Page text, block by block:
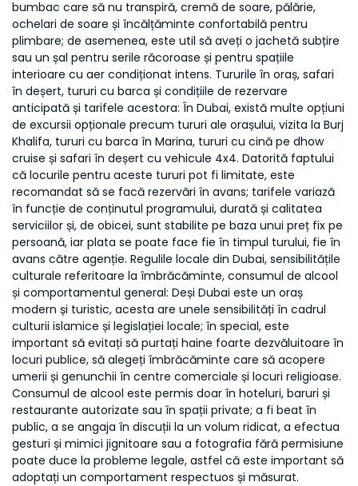
bumbac care să nu transpiră, cremă de soare, pălărie,
ochelari de soare și încălțăminte confortabilă pentru
plimbare; de asemenea, este util să aveți o jachetă subțire
sau un șal pentru serile răcoroase și pentru spațiile
interioare cu aer condiționat intens. Tururile în oraș, safari
în deșert, tururi cu barca și condițiile de rezervare
anticipată și tarifele acestora: În Dubai, există multe opțiuni
de excursii opționale precum tururi ale orașului, vizita la Burj
Khalifa, tururi cu barca în Marina, tururi cu cină pe dhow
cruise și safari în deșert cu vehicule 4x4. Datorită faptului
că locurile pentru aceste tururi pot fi limitate, este
recomandat să se facă rezervări în avans; tarifele variază
în funcție de conținutul programului, durată și calitatea
serviciilor și, de obicei, sunt stabilite pe baza unui preț fix pe
persoană, iar plata se poate face fie în timpul turului, fie în
avans către agenție. Regulile locale din Dubai, sensibilitățile
culturale referitoare la îmbrăcăminte, consumul de alcool
și comportamentul general: Deși Dubai este un oraș
modern și turistic, acesta are unele sensibilități în cadrul
culturii islamice și legislației locale; în special, este
important să evitați să purtați haine foarte dezvăluitoare în
locuri publice, să alegeți îmbrăcăminte care să acopere
umerii și genunchii în centre comerciale și locuri religioase.
Consumul de alcool este permis doar în hoteluri, baruri și
restaurante autorizate sau în spații private; a fi beat în
public, a se angaja în discuții la un volum ridicat, a efectua
gesturi și mimici jignitoare sau a fotografia fără permisiune
poate duce la probleme legale, astfel că este important să
adoptați un comportament respectuos și măsurat.